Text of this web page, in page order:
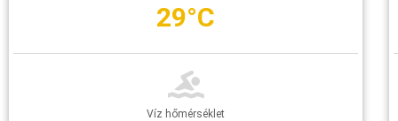
29°C
Víz hőmérséklet